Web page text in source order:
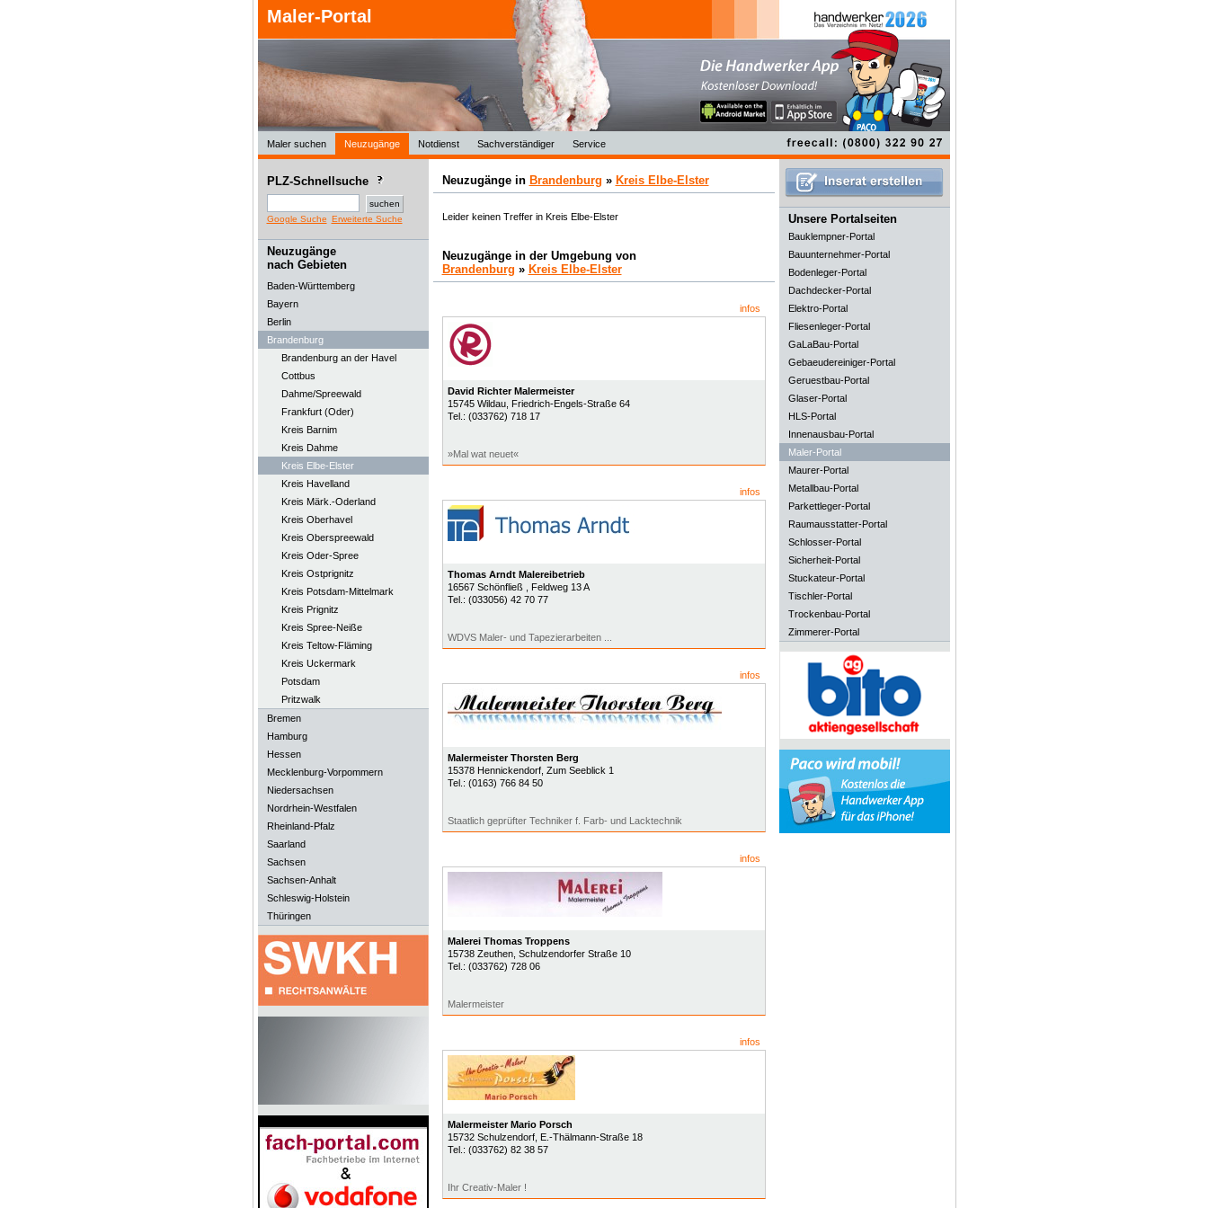
Maler-Portal
Maler suchen Neuzugänge Notdienst Sachverständiger Service
PLZ-Schnellsuche
Google Suche Erweiterte Suche
Neuzugänge
nach Gebieten
Baden-Württemberg
Bayern
Berlin
Brandenburg
Brandenburg an der Havel
Cottbus
Dahme/Spreewald
Frankfurt (Oder)
Kreis Barnim
Kreis Dahme
Kreis Elbe-Elster
Kreis Havelland
Kreis Märk.-Oderland
Kreis Oberhavel
Kreis Oberspreewald
Kreis Oder-Spree
Kreis Ostprignitz
Kreis Potsdam-Mittelmark
Kreis Prignitz
Kreis Spree-Neiße
Kreis Teltow-Fläming
Kreis Uckermark
Potsdam
Pritzwalk
Bremen
Hamburg
Hessen
Mecklenburg-Vorpommern
Niedersachsen
Nordrhein-Westfalen
Rheinland-Pfalz
Saarland
Sachsen
Sachsen-Anhalt
Schleswig-Holstein
Thüringen
Neuzugänge in Brandenburg » Kreis Elbe-Elster
Leider keinen Treffer in Kreis Elbe-Elster
Neuzugänge in der Umgebung von
Brandenburg » Kreis Elbe-Elster
infos
David Richter Malermeister
15745 Wildau, Friedrich-Engels-Straße 64
Tel.: (033762) 718 17
»Mal wat neuet«
infos
Thomas Arndt Malereibetrieb
16567 Schönfließ
, Feldweg 13 A
Tel.: (033056) 42 70 77
WDVS Maler- und Tapezierarbeiten ...
infos
Malermeister Thorsten Berg
15378 Hennickendorf, Zum Seeblick 1
Tel.: (0163) 766 84 50
Staatlich geprüfter Techniker f. Farb- und Lacktechnik
infos
Malerei Thomas Troppens
15738 Zeuthen, Schulzendorfer Straße 10
Tel.: (033762) 728 06
Malermeister
infos
Malermeister Mario Porsch
15732 Schulzendorf, E.-Thälmann-Straße 18
Tel.: (033762) 82 38 57
Ihr Creativ-Maler !
Unsere Portalseiten
Bauklempner-Portal
Bauunternehmer-Portal
Bodenleger-Portal
Dachdecker-Portal
Elektro-Portal
Fliesenleger-Portal
GaLaBau-Portal
Gebaeudereiniger-Portal
Geruestbau-Portal
Glaser-Portal
HLS-Portal
Innenausbau-Portal
Maler-Portal
Maurer-Portal
Metallbau-Portal
Parkettleger-Portal
Raumausstatter-Portal
Schlosser-Portal
Sicherheit-Portal
Stuckateur-Portal
Tischler-Portal
Trockenbau-Portal
Zimmerer-Portal